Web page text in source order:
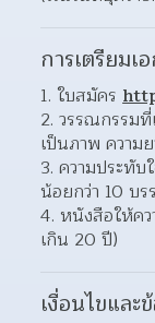
การเตรียมเ
ใบสมัคร
วรรณกรรมที่
เป็นภาพ ความ
ความประทับ
น้อยกว่า 10 บร
หนังสือให้ค
เกิน 20 ปี)
เงื่อนไขแล